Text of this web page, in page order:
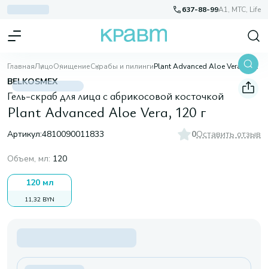
637-88-99A1, МТС, Life
ГлавнаяЛицоОчищениеСкрабы и пилинги Plant Advanced Aloe Vera, 120 г
BELKOSMEX
Гель-скраб для лица с абрикосовой косточкой
Plant Advanced Aloe Vera, 120 г
Артикул:4810090011833 0Оставить отзыв
Объем, мл: 120
120 мл
11,32 BYN